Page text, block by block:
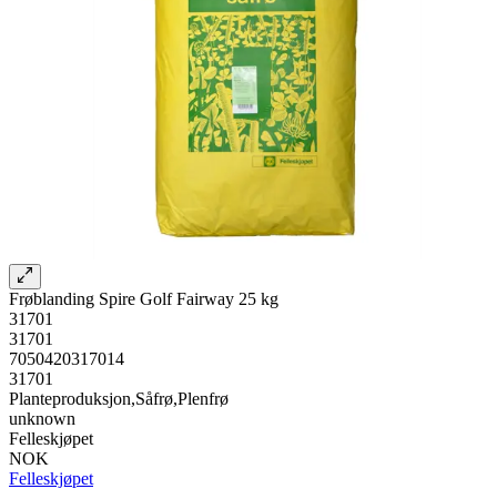
Frøblanding Spire Golf Fairway 25 kg
31701
31701
7050420317014
31701
Planteproduksjon,Såfrø,Plenfrø
unknown
Felleskjøpet
NOK
Felleskjøpet